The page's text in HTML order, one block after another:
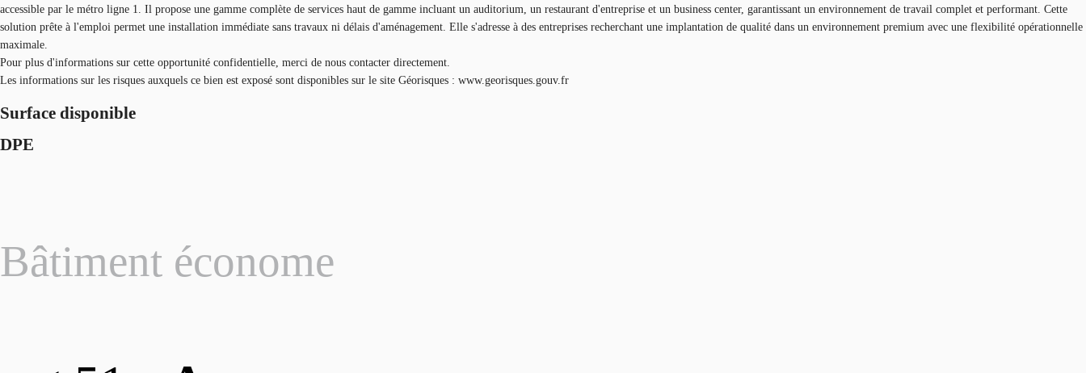
accessible par le métro ligne 1. Il propose une gamme complète de services haut de gamme incluant un auditorium, un restaurant d'entreprise et un business center, garantissant un environnement de travail complet et performant. Cette
solution prête à l'emploi permet une installation immédiate sans travaux ni délais d'aménagement. Elle s'adresse à des entreprises recherchant une implantation de qualité dans un environnement premium avec une flexibilité opérationnelle
maximale.
Pour plus d'informations sur cette opportunité confidentielle, merci de nous contacter directement.
Les informations sur les risques auxquels ce bien est exposé sont disponibles sur le site Géorisques : www.georisques.gouv.fr
Surface disponible
DPE
Bâtiment économe